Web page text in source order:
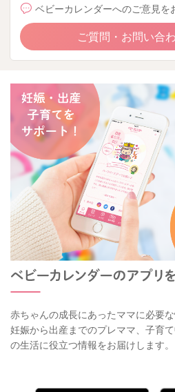
ベビーカレンダーへのご意見を
ご質問・お問い合
赤ちゃんの成長にあったママに必要
妊娠から出産までのプレママ、子育
の生活に役立つ情報をお届けします。